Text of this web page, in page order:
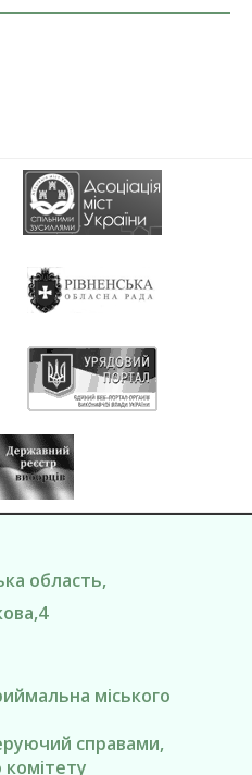
область,
міського
справами,